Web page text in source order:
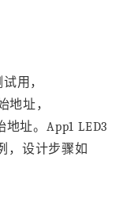
用，
地址，
地址。App1 LED3
，设计步骤如